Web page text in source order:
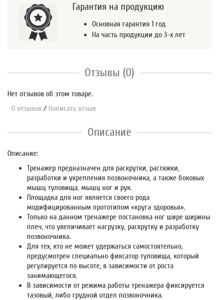
Гарантия на продукцию
Основная гарантия 1 год
На часть продукции до 3-х лет
Отзывы (0)
Нет отзывов об этом товаре.
0 отзывов / Написать отзыв
Описание
Описание:
Тренажер предназначен для раскрутки, растяжки,
разработки и укрепления позвоночника, а также боковых
мышц туловища, мышц ног и рук.
Площадка для ног является своего рода
модифицированным прототипом «круга здоровья».
Только на данном тренажере постановка ног шире ширины
плеч, что увеличивает нагрузку, раскрутку и разработку
позвоночника.
Для тех, кто не может удержаться самостоятельно,
предусмотрен специально фиксатор туловища, который
регулируется по высоте, в зависимости от роста
занимающегося.
В зависимости от режима работы тренажера фиксируется
тазовый, либо грудной отдел позвоночника.